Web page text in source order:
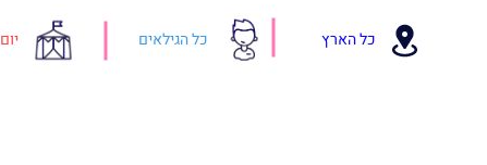
כל הגילאים כל הארץ